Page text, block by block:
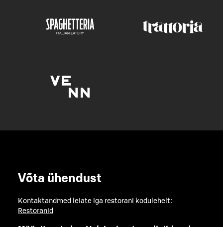
Võta ühendust
Kontaktandmed leiate iga restorani kodulehelt:
Restoranid